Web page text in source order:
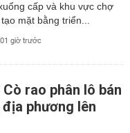
cấp và khu vực chợ
mặt bằng triển...
01 giờ trước
rao phân lô bán
phương lên